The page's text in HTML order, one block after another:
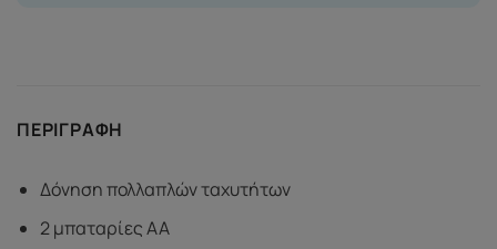
ΠΕΡΙΓΡΑΦΉ
Δόνηση πολλαπλών ταχυτήτων
2 μπαταρίες AA